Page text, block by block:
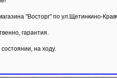
"Восторг" по ул.Щетинкино-
гарантия.
на ходу.